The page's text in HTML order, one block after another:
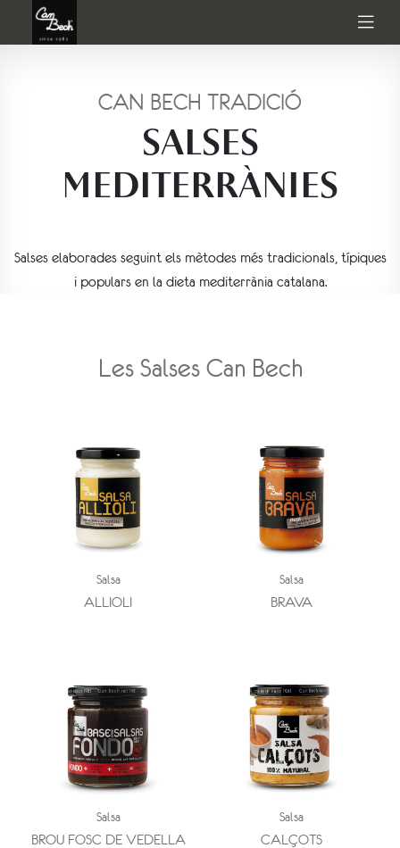
CAN BECH TRADICIÓ
SALSES
MEDITERRÀNIES
Salses elaborades seguint els mètodes més tradicionals, típiques
i populars en la dieta mediterrània catalana.
Les Salses Can Bech
Salsa
ALLIOLI
Salsa
BRAVA
Salsa
BROU FOSC DE VEDELLA
Salsa
CALÇOTS